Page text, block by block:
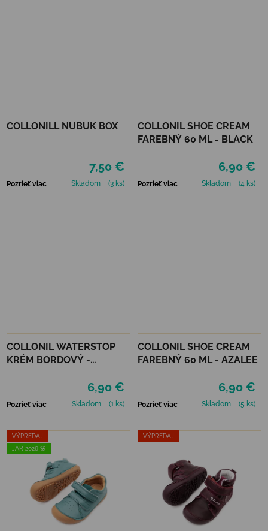
COLLONILL NUBUK BOX
7,50 €
Pozrieť viac Skladom (3 ks)
COLLONIL SHOE CREAM
FAREBNÝ 60 ML - BLACK
6,90 €
Pozrieť viac Skladom (4 ks)
COLLONIL WATERSTOP
KRÉM BORDOVÝ -
6,90 €
Pozrieť viac Skladom (1 ks)
COLLONIL SHOE CREAM
FAREBNÝ 60 ML - AZALEE
6,90 €
Pozrieť viac Skladom (5 ks)
VÝPREDAJ
JAR 2026 🌸
VÝPREDAJ